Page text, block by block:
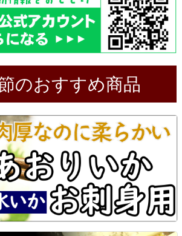
のおすすめ商品